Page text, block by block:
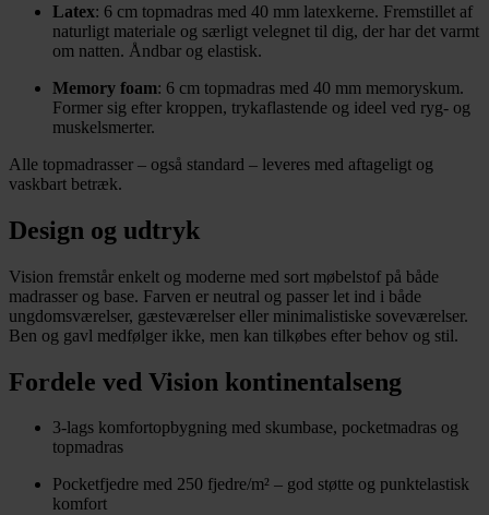
Latex: 6 cm topmadras med 40 mm latexkerne. Fremstillet af
naturligt materiale og særligt velegnet til dig, der har det varmt
om natten. Åndbar og elastisk.
Memory foam: 6 cm topmadras med 40 mm memoryskum.
Former sig efter kroppen, trykaflastende og ideel ved ryg- og
muskelsmerter.
Alle topmadrasser – også standard – leveres med aftageligt og
vaskbart betræk.
Design og udtryk
Vision fremstår enkelt og moderne med sort møbelstof på både
madrasser og base. Farven er neutral og passer let ind i både
ungdomsværelser, gæsteværelser eller minimalistiske soveværelser.
Ben og gavl medfølger ikke, men kan tilkøbes efter behov og stil.
Fordele ved Vision kontinentalseng
3-lags komfortopbygning med skumbase, pocketmadras og
topmadras
Pocketfjedre med 250 fjedre/m² – god støtte og punktelastisk
komfort